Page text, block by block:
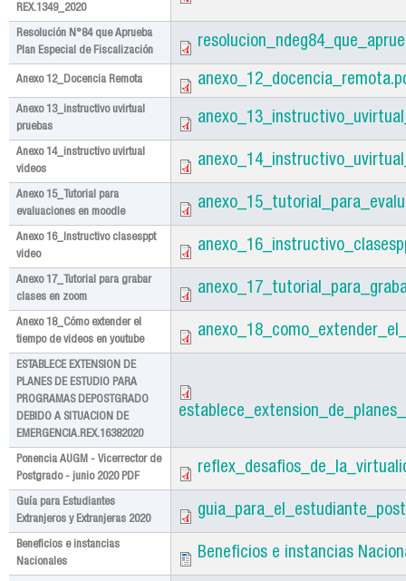
REX.1349_2020
Resolución N°84 que Aprueba
Plan Especial de Fiscalización
Anexo 12_Docencia Remota
Anexo 13_instructivo uvirtual
pruebas
Anexo 14_instructivo uvirtual
videos
Anexo 15_Tutorial para
evaluaciones en moodle
Anexo 16_Instructivo clasesppt
video
Anexo 17_Tutorial para grabar
clases en zoom
Anexo 18_Cómo extender el
tiempo de videos en youtube
ESTABLECE EXTENSION DE
PLANES DE ESTUDIO PARA
PROGRAMAS DEPOSTGRADO
DEBIDO A SITUACION DE
EMERGENCIA.REX.16382020
Ponencia AUGM - Vicerrector de
Postgrado - junio 2020 PDF
Guía para Estudiantes
Extranjeros y Extranjeras 2020
Beneficios e instancias
Nacionales
Beneficios e instancias